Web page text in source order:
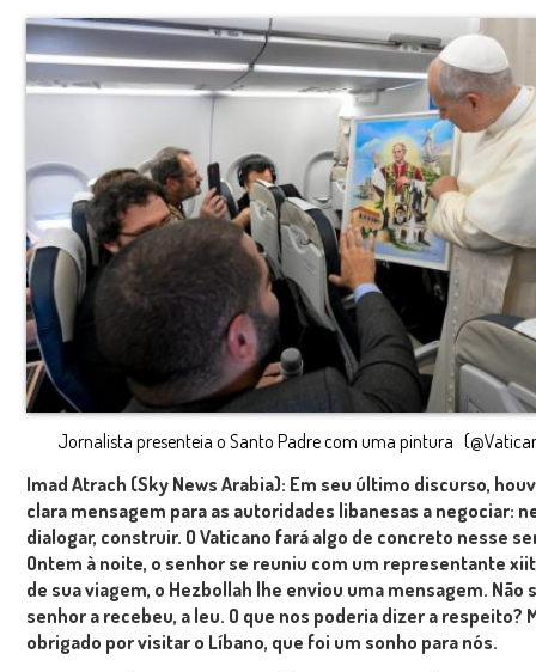
Jornalista presenteia o Santo Padre com uma pintura
Imad Atrach (Sky News Arabia): Em seu último discurso,
clara mensagem para as autoridades libanesas a negociar:
dialogar, construir. O Vaticano fará algo de concreto nesse
Ontem à noite, o senhor se reuniu com um representante
de sua viagem, o Hezbollah lhe enviou uma mensagem. Não
senhor a recebeu, a leu. O que nos poderia dizer a respeito?
obrigado por visitar o Líbano, que foi um sonho para nós.